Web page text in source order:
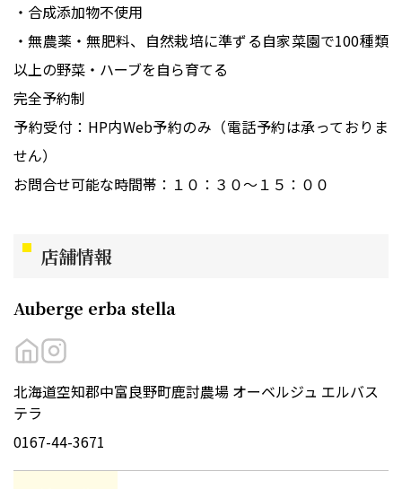
・合成添加物不使用
・無農薬・無肥料、自然栽培に準ずる自家菜園で100種類
以上の野菜・ハーブを自ら育てる
完全予約制
予約受付：HP内Web予約のみ（電話予約は承っておりま
せん）
お問合せ可能な時間帯：１０：３０～１５：００
店舗情報
Auberge erba stella
北海道空知郡中富良野町鹿討農場 オーベルジュ エルバス
テラ
0167-44-3671